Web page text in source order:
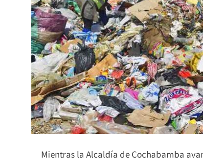
Mientras la Alcaldía de Cochabamba